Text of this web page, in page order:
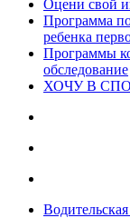
Оцени свой
Программа
ребенка
Программы
обследование
ХОЧУ В